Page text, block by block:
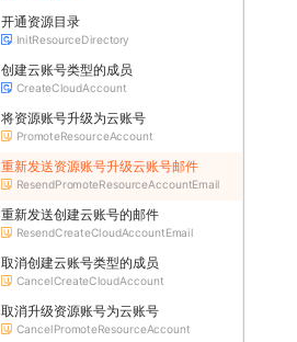
开通资源目录
InitResourceDirectory
创建云账号类型的成员
CreateCloudAccount
将资源账号升级为云账号
PromoteResourceAccount
重新发送资源账号升级云账号邮件
ResendPromoteResourceAccountEmail
重新发送创建云账号的邮件
ResendCreateCloudAccountEmail
取消创建云账号类型的成员
CancelCreateCloudAccount
取消升级资源账号为云账号
CancelPromoteResourceAccount